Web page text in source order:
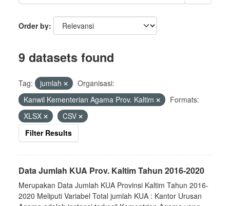
Order by
9 datasets found
Tag: jumlah
Organisasi:
Kanwil Kementerian Agama Prov. Kaltim
Formats:
XLSX
CSV
Filter Results
Data Jumlah KUA Prov. Kaltim Tahun 2016-2020
Merupakan Data Jumlah KUA Provinsi Kaltim Tahun 2016-
2020 Meliputi Variabel Total jumlah KUA : Kantor Urusan